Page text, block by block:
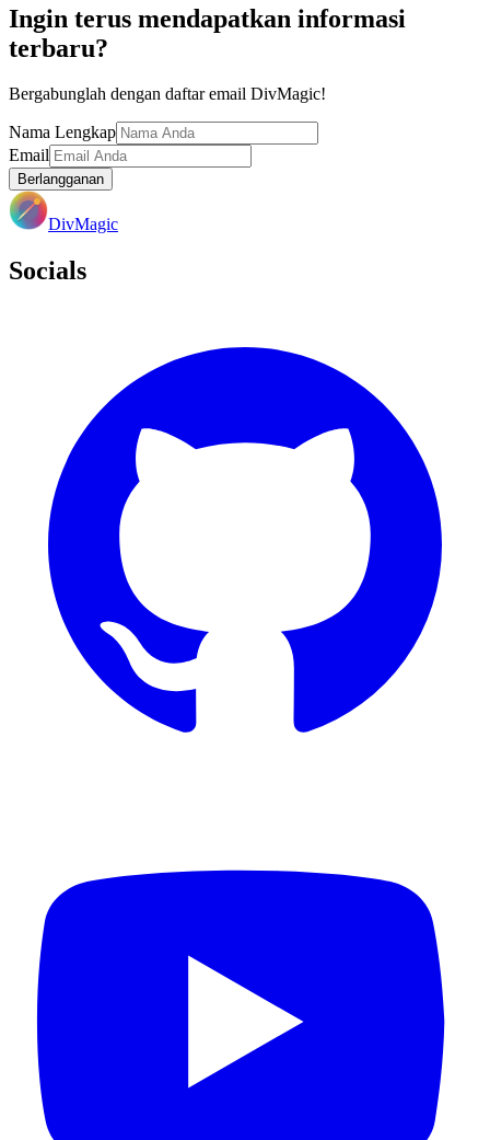
Ingin terus mendapatkan informasi
terbaru?
Bergabunglah dengan daftar email DivMagic!
Nama Lengkap
Email
Berlangganan
DivMagic
Socials